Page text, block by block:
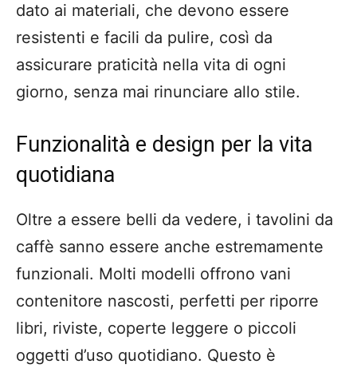
dato ai materiali, che devono essere
resistenti e facili da pulire, così da
assicurare praticità nella vita di ogni
giorno, senza mai rinunciare allo stile.
Funzionalità e design per la vita
quotidiana
Oltre a essere belli da vedere, i tavolini da
caffè sanno essere anche estremamente
funzionali. Molti modelli offrono vani
contenitore nascosti, perfetti per riporre
libri, riviste, coperte leggere o piccoli
oggetti d’uso quotidiano. Questo è